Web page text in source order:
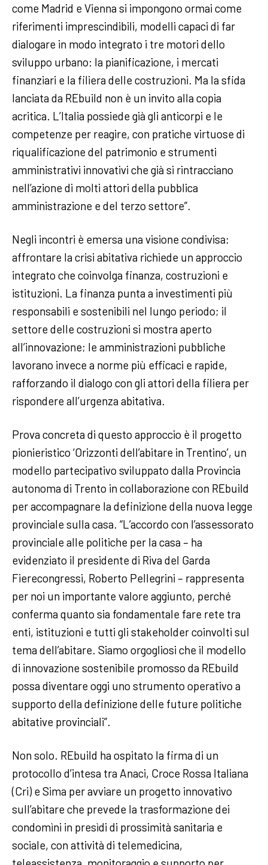
come Madrid e Vienna si impongono ormai come
riferimenti imprescindibili, modelli capaci di far
dialogare in modo integrato i tre motori dello
sviluppo urbano: la pianificazione, i mercati
finanziari e la filiera delle costruzioni. Ma la sfida
lanciata da REbuild non è un invito alla copia
acritica. L’Italia possiede già gli anticorpi e le
competenze per reagire, con pratiche virtuose di
riqualificazione del patrimonio e strumenti
amministrativi innovativi che già si rintracciano
nell’azione di molti attori della pubblica
amministrazione e del terzo settore”.
Negli incontri è emersa una visione condivisa:
affrontare la crisi abitativa richiede un approccio
integrato che coinvolga finanza, costruzioni e
istituzioni. La finanza punta a investimenti più
responsabili e sostenibili nel lungo periodo; il
settore delle costruzioni si mostra aperto
all’innovazione; le amministrazioni pubbliche
lavorano invece a norme più efficaci e rapide,
rafforzando il dialogo con gli attori della filiera per
rispondere all’urgenza abitativa.
Prova concreta di questo approccio è il progetto
pionieristico ‘Orizzonti dell’abitare in Trentino’, un
modello partecipativo sviluppato dalla Provincia
autonoma di Trento in collaborazione con REbuild
per accompagnare la definizione della nuova legge
provinciale sulla casa. “L’accordo con l’assessorato
provinciale alle politiche per la casa – ha
evidenziato il presidente di Riva del Garda
Fierecongressi, Roberto Pellegrini – rappresenta
per noi un importante valore aggiunto, perché
conferma quanto sia fondamentale fare rete tra
enti, istituzioni e tutti gli stakeholder coinvolti sul
tema dell’abitare. Siamo orgogliosi che il modello
di innovazione sostenibile promosso da REbuild
possa diventare oggi uno strumento operativo a
supporto della definizione delle future politiche
abitative provinciali”.
Non solo. REbuild ha ospitato la firma di un
protocollo d’intesa tra Anaci, Croce Rossa Italiana
(Cri) e Sima per avviare un progetto innovativo
sull’abitare che prevede la trasformazione dei
condomìni in presìdi di prossimità sanitaria e
sociale, con attività di telemedicina,